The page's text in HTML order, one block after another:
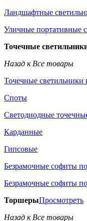
Ландшафтные
Уличные портативные
Точечные
Назад к Все товары
Точечные светильники
Споты
Светодиодные
Карданные
Гипсовые
Безрамочные софиты
Безрамочные софиты
ТоршерыПросмотреть
Назад к Все товары